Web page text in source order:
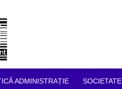
ADMINISTRAȚIE SOCIETATE